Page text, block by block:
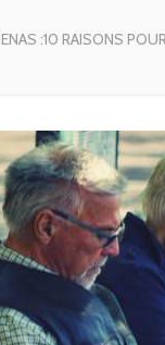
:10 RAISONS